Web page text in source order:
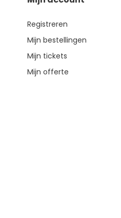
Registreren
Mijn bestellingen
Mijn tickets
Mijn offerte